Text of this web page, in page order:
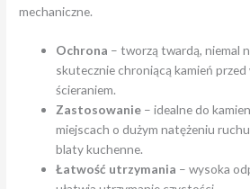
mechaniczne.
Ochrona – tworzą twardą, niemal
skutecznie chroniącą kamień
ścieraniem.
Zastosowanie – idealne do
miejscach o dużym natężeniu
blaty kuchenne.
Łatwość utrzymania – wysoka